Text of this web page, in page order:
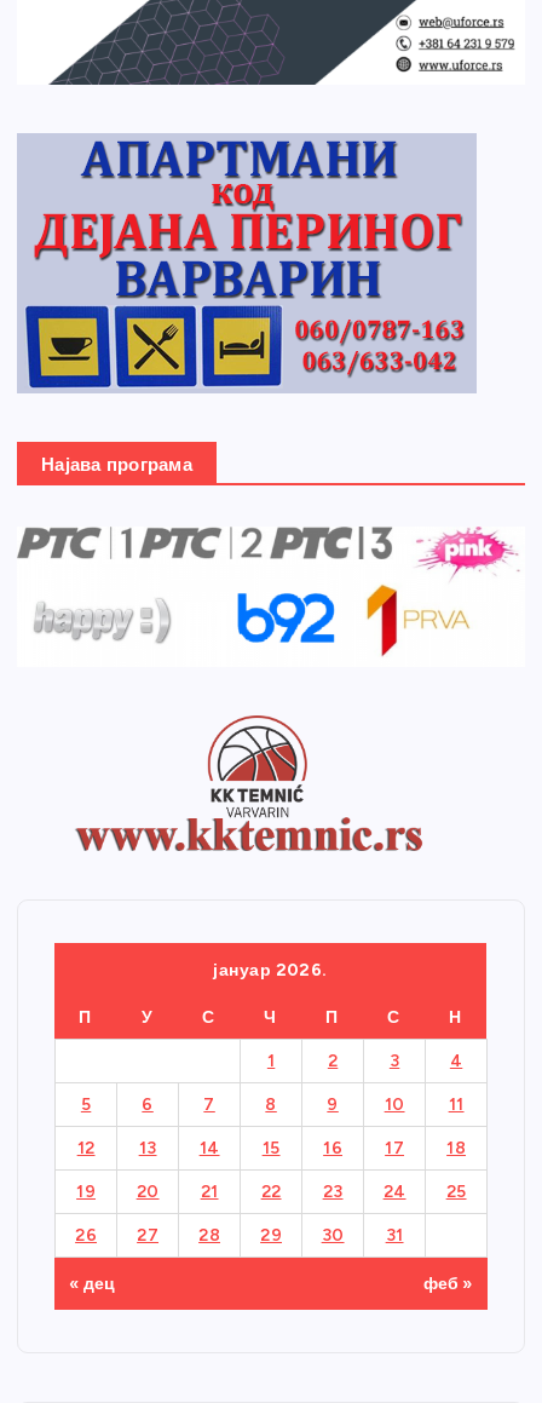
Најава програма
јануар 2026.
П У С Ч П С Н
1 2 3 4
5 6 7 8 9 10 11
12 13 14 15 16 17 18
19 20 21 22 23 24 25
26 27 28 29 30 31
« дец феб »